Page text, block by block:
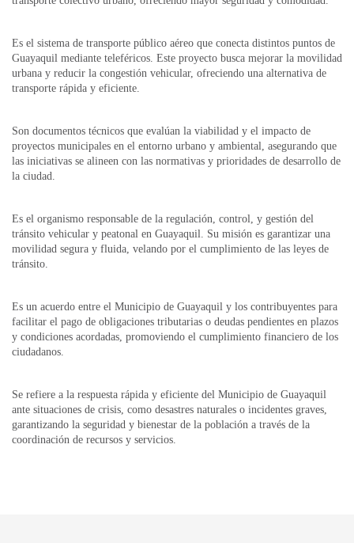
Es el sistema de transporte público aéreo que conecta distintos puntos de
Guayaquil mediante teleféricos. Este proyecto busca mejorar la movilidad
urbana y reducir la congestión vehicular, ofreciendo una alternativa de
transporte rápida y eficiente.
Son documentos técnicos que evalúan la viabilidad y el impacto de
proyectos municipales en el entorno urbano y ambiental, asegurando que
las iniciativas se alineen con las normativas y prioridades de desarrollo de
la ciudad.
Es el organismo responsable de la regulación, control, y gestión del
tránsito vehicular y peatonal en Guayaquil. Su misión es garantizar una
movilidad segura y fluida, velando por el cumplimiento de las leyes de
tránsito.
Es un acuerdo entre el Municipio de Guayaquil y los contribuyentes para
facilitar el pago de obligaciones tributarias o deudas pendientes en plazos
y condiciones acordadas, promoviendo el cumplimiento financiero de los
ciudadanos.
Se refiere a la respuesta rápida y eficiente del Municipio de Guayaquil
ante situaciones de crisis, como desastres naturales o incidentes graves,
garantizando la seguridad y bienestar de la población a través de la
coordinación de recursos y servicios.